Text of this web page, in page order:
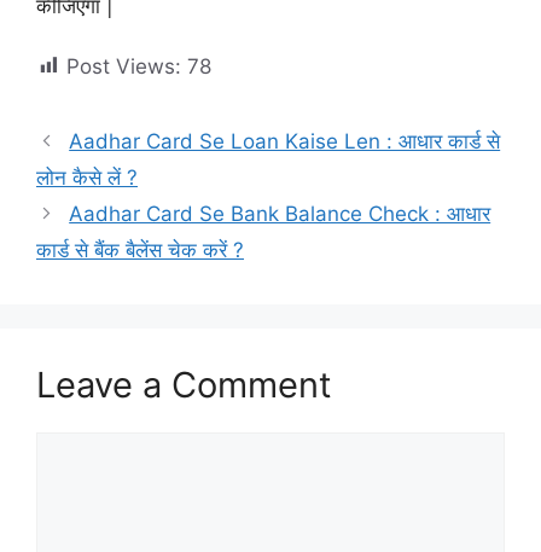
कीजिएगा |
Post Views: 78
Aadhar Card Se Loan Kaise Len : आधार कार्ड से
लोन कैसे लें ?
Aadhar Card Se Bank Balance Check : आधार
कार्ड से बैंक बैलेंस चेक करें ?
Leave a Comment